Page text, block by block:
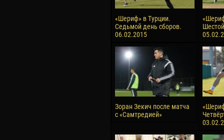
«Шериф» в Турции.
Седьмой день сборов.
06.02.2015
Зоран Зекич после матча
с «Самтредией»